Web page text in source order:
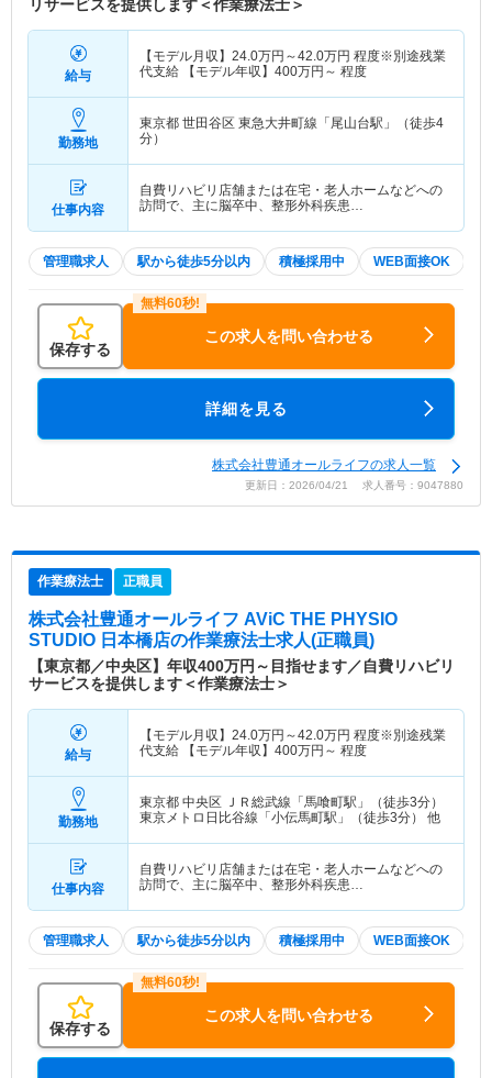
リサービスを提供します＜作業療法士＞
給与
【モデル月収】 24.0万円～42.0万円 程度※別途残業
代支給 【モデル年収】 400万円～ 程度
勤務地
東京都 世田谷区 東急大井町線「尾山台駅」（徒歩4
分）
仕事内容
自費リハビリ店舗または在宅・老人ホームなどへの
訪問で、主に脳卒中、整形外科疾患…
管理職求人 駅から徒歩5分以内 積極採用中 WEB面接OK
保存する
この求人を問い合わせる
詳細を見る
株式会社豊通オールライフの求人一覧
更新日：2026/04/21 求人番号：9047880
作業療法士 正職員
株式会社豊通オールライフ AViC THE PHYSIO
STUDIO 日本橋店の作業療法士求人(正職員)
【東京都／中央区】年収400万円～目指せます／自費リハビリ
サービスを提供します＜作業療法士＞
給与
【モデル月収】 24.0万円～42.0万円 程度※別途残業
代支給 【モデル年収】 400万円～ 程度
勤務地
東京都 中央区 ＪＲ総武線「馬喰町駅」（徒歩3分）
東京メトロ日比谷線「小伝馬町駅」（徒歩3分） 他
仕事内容
自費リハビリ店舗または在宅・老人ホームなどへの
訪問で、主に脳卒中、整形外科疾患…
管理職求人 駅から徒歩5分以内 積極採用中 WEB面接OK
保存する
この求人を問い合わせる